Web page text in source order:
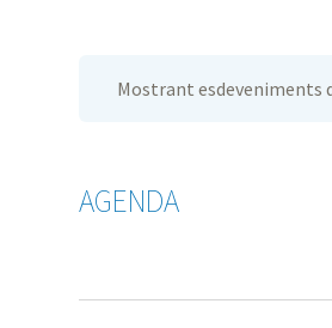
Mostrant esdeveniments
AGENDA